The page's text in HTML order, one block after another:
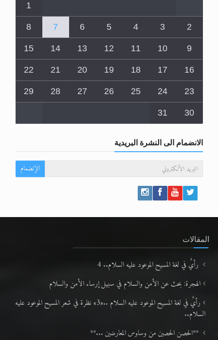
1
2
3
4
5
6
7
8
9
10
11
12
13
14
15
16
17
18
19
20
21
22
23
24
25
26
27
28
29
30
31
الانضمام الى النشرة البريدية
الإنضمام
المقالات
رأيٌ في لغة المسيح الموعود عليه السلام.. 4
الهجرة: بحث عن الأمن والسلام في سبيل إرساء الأمن والسلام
رأيٌ في لغة المسيح الموعود عليه السلام ..«3» نظرة في شعر المسيح الموعود عليه
السلام..
**الحصن الحصين من وساوس المعارضين ...**